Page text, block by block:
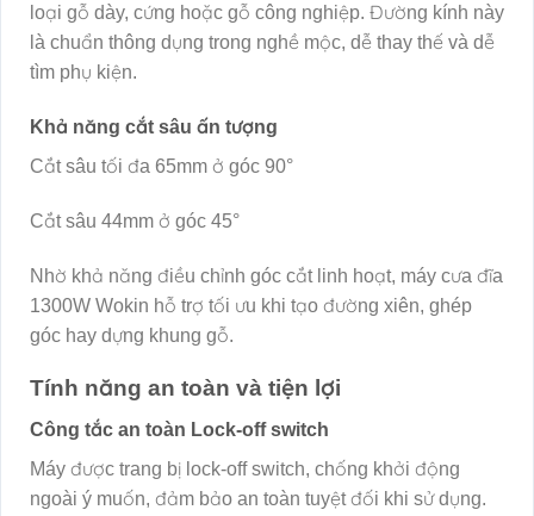
loại gỗ dày, cứng hoặc gỗ công nghiệp. Đường kính này
là chuẩn thông dụng trong nghề mộc, dễ thay thế và dễ
tìm phụ kiện.
Khả năng cắt sâu ấn tượng
Cắt sâu tối đa 65mm ở góc 90°
Cắt sâu 44mm ở góc 45°
Nhờ khả năng điều chỉnh góc cắt linh hoạt, máy cưa đĩa
1300W Wokin hỗ trợ tối ưu khi tạo đường xiên, ghép
góc hay dựng khung gỗ.
Tính năng an toàn và tiện lợi
Công tắc an toàn Lock-off switch
Máy được trang bị lock-off switch, chống khởi động
ngoài ý muốn, đảm bảo an toàn tuyệt đối khi sử dụng.